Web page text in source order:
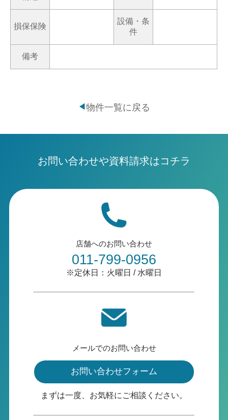
損保保険
設備・条
件
備考
◀物件一覧に戻る
お問い合わせや資料請求はコチラ
店舗へのお問い合わせ
011-799-0956
※定休日：火曜日 / 水曜日
メールでのお問い合わせ
お問い合わせフォーム
まずは一度、お気軽にご相談ください。